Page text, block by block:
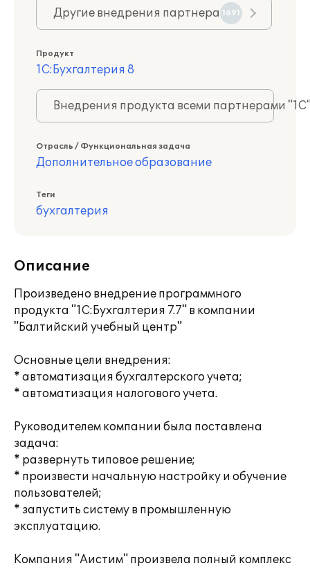
Другие внедрения партнера 1691
Продукт
1С:Бухгалтерия 8
Внедрения продукта всеми партнерами
Отрасль / Функциональная задача
Дополнительное образование
Теги
бухгалтерия
Описание
Произведено внедрение программного
продукта "1С:Бухгалтерия 7.7" в компании
"Балтийский учебный центр"
Основные цели внедрения:
* автоматизация бухгалтерского учета;
* автоматизация налогового учета.
Руководителем компании была поставлена
задача:
* развернуть типовое решение;
* произвести начальную настройку и обучение
пользователей;
* запустить систему в промышленную
эксплуатацию.
Компания "Аистим" произвела полный комплекс